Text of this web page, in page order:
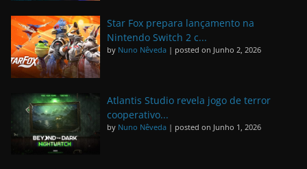
Star Fox prepara lançamento na
Nintendo Switch 2 c...
by Nuno Nêveda | posted on Junho 2, 2026
Atlantis Studio revela jogo de terror
cooperativo...
by Nuno Nêveda | posted on Junho 1, 2026